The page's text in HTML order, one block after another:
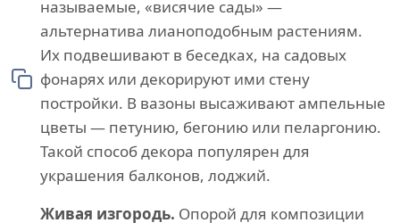
называемые, «висячие сады» —
альтернатива лианоподобным растениям.
Их подвешивают в беседках, на садовых
фонарях или декорируют ими стену
постройки. В вазоны высаживают ампельные
цветы — петунию, бегонию или пеларгонию.
Такой способ декора популярен для
украшения балконов, лоджий.
Живая изгородь. Опорой для композиции